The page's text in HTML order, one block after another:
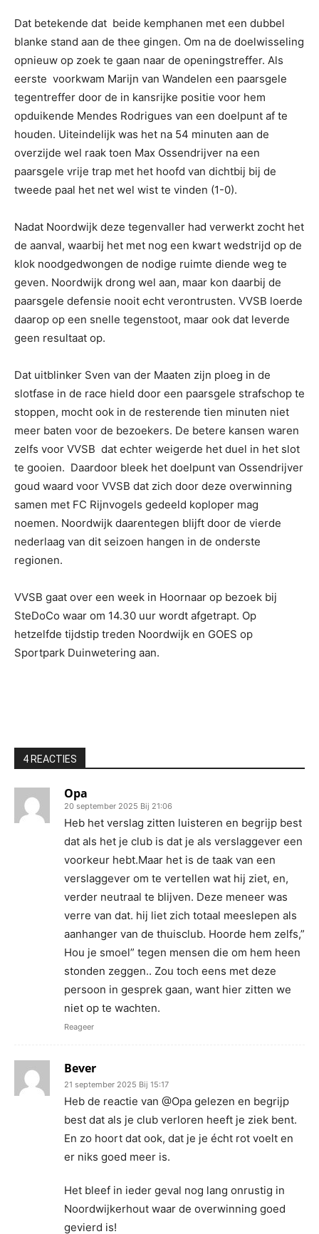
Dat betekende dat beide kemphanen met een dubbel
blanke stand aan de thee gingen. Om na de doelwisseling
opnieuw op zoek te gaan naar de openingstreffer. Als
eerste voorkwam Marijn van Wandelen een paarsgele
tegentreffer door de in kansrijke positie voor hem
opduikende Mendes Rodrigues van een doelpunt af te
houden. Uiteindelijk was het na 54 minuten aan de
overzijde wel raak toen Max Ossendrijver na een
paarsgele vrije trap met het hoofd van dichtbij bij de
tweede paal het net wel wist te vinden (1-0).
Nadat Noordwijk deze tegenvaller had verwerkt zocht het
de aanval, waarbij het met nog een kwart wedstrijd op de
klok noodgedwongen de nodige ruimte diende weg te
geven. Noordwijk drong wel aan, maar kon daarbij de
paarsgele defensie nooit echt verontrusten. VVSB loerde
daarop op een snelle tegenstoot, maar ook dat leverde
geen resultaat op.
Dat uitblinker Sven van der Maaten zijn ploeg in de
slotfase in de race hield door een paarsgele strafschop te
stoppen, mocht ook in de resterende tien minuten niet
meer baten voor de bezoekers. De betere kansen waren
zelfs voor VVSB dat echter weigerde het duel in het slot
te gooien. Daardoor bleek het doelpunt van Ossendrijver
goud waard voor VVSB dat zich door deze overwinning
samen met FC Rijnvogels gedeeld koploper mag
noemen. Noordwijk daarentegen blijft door de vierde
nederlaag van dit seizoen hangen in de onderste
regionen.
VVSB gaat over een week in Hoornaar op bezoek bij
SteDoCo waar om 14.30 uur wordt afgetrapt. Op
hetzelfde tijdstip treden Noordwijk en GOES op
Sportpark Duinwetering aan.
4 REACTIES
Opa
20 september 2025 Bij 21:06
Heb het verslag zitten luisteren en begrijp best
dat als het je club is dat je als verslaggever een
voorkeur hebt.Maar het is de taak van een
verslaggever om te vertellen wat hij ziet, en,
verder neutraal te blijven. Deze meneer was
verre van dat. hij liet zich totaal meeslepen als
aanhanger van de thuisclub. Hoorde hem zelfs,”
Hou je smoel” tegen mensen die om hem heen
stonden zeggen.. Zou toch eens met deze
persoon in gesprek gaan, want hier zitten we
niet op te wachten.
Reageer
Bever
21 september 2025 Bij 15:17
Heb de reactie van @Opa gelezen en begrijp
best dat als je club verloren heeft je ziek bent.
En zo hoort dat ook, dat je je écht rot voelt en
er niks goed meer is.
Het bleef in ieder geval nog lang onrustig in
Noordwijkerhout waar de overwinning goed
gevierd is!